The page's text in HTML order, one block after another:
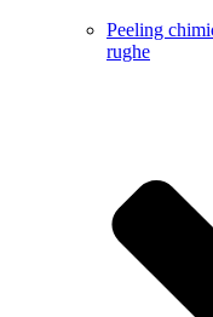
Peeling
rughe